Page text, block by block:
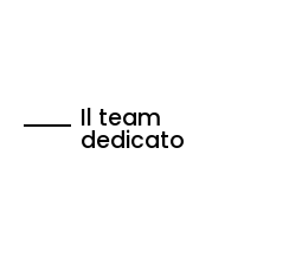
Il team
dedicato